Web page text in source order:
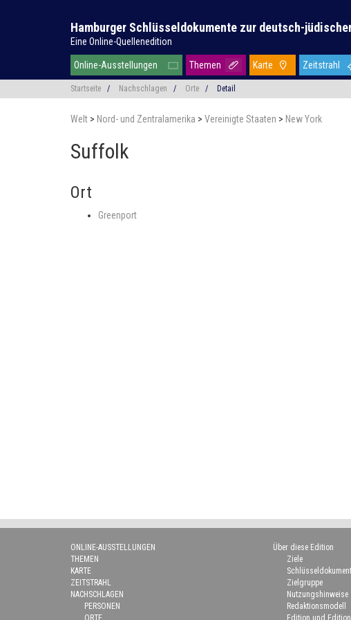
Hamburger Schlüsseldokumente zur deutsch-
Eine Online-Quellenedition
Online-Ausstellungen Themen Karte Zeitstrahl
Startseite / Nachschlagen / Orte / Detail
Welt > Nord- und Zentralamerika > Vereinigte Staaten > New York
Suffolk
Ort
Greenport
ONLINE-AUSSTELLUNGEN
THEMEN
KARTE
ZEITSTRAHL
NACHSCHLAGEN
PERSONEN
ORTE
Über diese Edition
Ziele
Zielgruppe
Nutzungshinweise
Redaktionsmodell
Edition und